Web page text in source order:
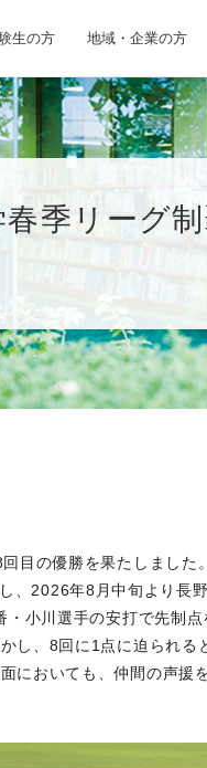
生の方 地域・企業の方
季リーグ制
目の優勝を果たしました
、2026年8月中旬より長
小川選手の安打で先制点
し、8回に1点に迫られる
においても、仲間の声援